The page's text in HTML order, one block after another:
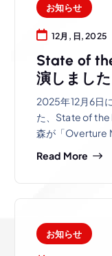
お知らせ
12月, 日, 2025
State of
演しました
2025年12月6日
た、State of the
森が「Overture
Read More
お知らせ